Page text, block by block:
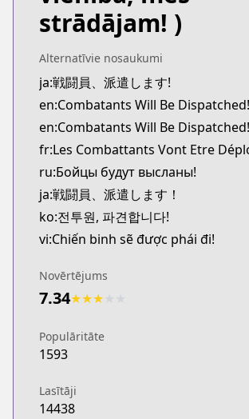
strādājam! )
Alternatīvie nosaukumi
ja:戦闘員、派遣します!
en:Combatants Will Be Dispatched!
en:Combatants Will Be Dispatched!
fr:Les Combattants Vont Etre
ru:Бойцы будут высланы!
ja:戦闘員、派遣します！
ko:전투원, 파견합니다!
vi:Chiến binh sẽ được phái đi!
Novērtējums
7.34★★★
Populāritāte
1593
Lasītāji
14438